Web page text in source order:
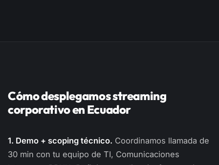
Cómo desplegamos streaming
corporativo en Ecuador
1. Demo + scoping técnico. Coordinamos llamada de
30 min con tu equipo de TI, Comunicaciones